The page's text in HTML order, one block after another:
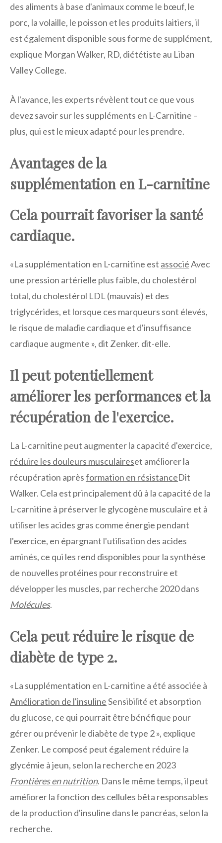
des aliments à base d'animaux comme le bœuf, le
porc, la volaille, le poisson et les produits laitiers, il
est également disponible sous forme de supplément,
explique Morgan Walker, RD, diététiste au Liban
Valley College.
À l'avance, les experts révèlent tout ce que vous
devez savoir sur les suppléments en L-Carnitine –
plus, qui est le mieux adapté pour les prendre.
Avantages de la
supplémentation en L-carnitine
Cela pourrait favoriser la santé
cardiaque.
«La supplémentation en L-carnitine est associéAvec
une pression artérielle plus faible, du cholestérol
total, du cholestérol LDL (mauvais) et des
triglycérides, et lorsque ces marqueurs sont élevés,
le risque de maladie cardiaque et d'insuffisance
cardiaque augmente », dit Zenker. dit-elle.
Il peut potentiellement
améliorer les performances et la
récupération de l'exercice.
La L-carnitine peut augmenter la capacité d'exercice,
réduire les douleurs musculaireset améliorer la
récupération aprèsformation en résistanceDit
Walker. Cela est principalement dû à la capacité de la
L-carnitine à préserver le glycogène musculaire et à
utiliser les acides gras comme énergie pendant
l'exercice, en épargnant l'utilisation des acides
aminés, ce qui les rend disponibles pour la synthèse
de nouvelles protéines pour reconstruire et
développer les muscles, par recherche 2020 dans
Molécules.
Cela peut réduire le risque de
diabète de type 2.
«La supplémentation en L-carnitine a été associée à
Amélioration de l'insulineSensibilité et absorption
du glucose, ce qui pourrait être bénéfique pour
gérer ou prévenir le diabète de type 2 », explique
Zenker. Le composé peut également réduire la
glycémie à jeun, selon la recherche en 2023
Frontières en nutrition. Dans le même temps, il peut
améliorer la fonction des cellules bêta responsables
de la production d'insuline dans le pancréas, selon la
recherche.